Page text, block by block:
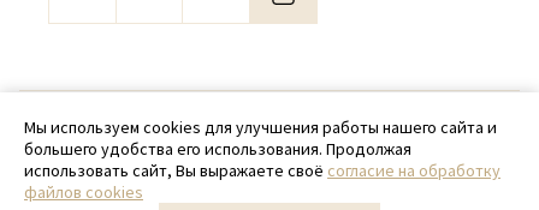
© 2020 - 2026 SamPack
+ 7 (918) 699-97-87
zakaz@sampack.store
Мы используем cookies для улучшения работы нашего сайта и
большего удобства его использования. Продолжая
использовать сайт, Вы выражаете своё согласие на обработку
файлов cookies